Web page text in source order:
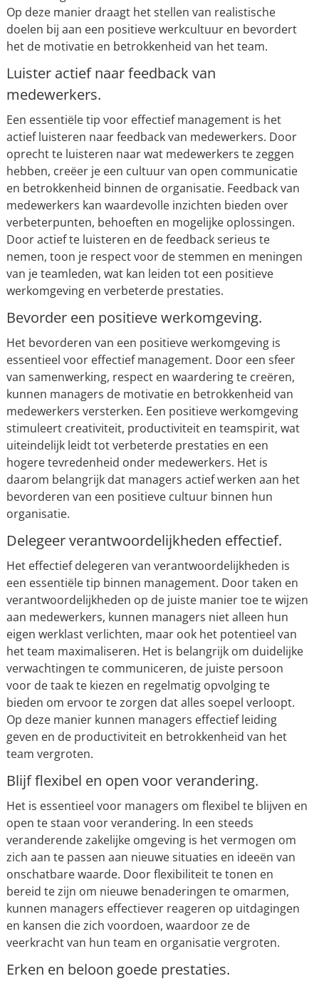
Op deze manier draagt het stellen van realistische
doelen bij aan een positieve werkcultuur en bevordert
het de motivatie en betrokkenheid van het team.
Luister actief naar feedback van
medewerkers.
Een essentiële tip voor effectief management is het
actief luisteren naar feedback van medewerkers. Door
oprecht te luisteren naar wat medewerkers te zeggen
hebben, creëer je een cultuur van open communicatie
en betrokkenheid binnen de organisatie. Feedback van
medewerkers kan waardevolle inzichten bieden over
verbeterpunten, behoeften en mogelijke oplossingen.
Door actief te luisteren en de feedback serieus te
nemen, toon je respect voor de stemmen en meningen
van je teamleden, wat kan leiden tot een positieve
werkomgeving en verbeterde prestaties.
Bevorder een positieve werkomgeving.
Het bevorderen van een positieve werkomgeving is
essentieel voor effectief management. Door een sfeer
van samenwerking, respect en waardering te creëren,
kunnen managers de motivatie en betrokkenheid van
medewerkers versterken. Een positieve werkomgeving
stimuleert creativiteit, productiviteit en teamspirit, wat
uiteindelijk leidt tot verbeterde prestaties en een
hogere tevredenheid onder medewerkers. Het is
daarom belangrijk dat managers actief werken aan het
bevorderen van een positieve cultuur binnen hun
organisatie.
Delegeer verantwoordelijkheden effectief.
Het effectief delegeren van verantwoordelijkheden is
een essentiële tip binnen management. Door taken en
verantwoordelijkheden op de juiste manier toe te wijzen
aan medewerkers, kunnen managers niet alleen hun
eigen werklast verlichten, maar ook het potentieel van
het team maximaliseren. Het is belangrijk om duidelijke
verwachtingen te communiceren, de juiste persoon
voor de taak te kiezen en regelmatig opvolging te
bieden om ervoor te zorgen dat alles soepel verloopt.
Op deze manier kunnen managers effectief leiding
geven en de productiviteit en betrokkenheid van het
team vergroten.
Blijf flexibel en open voor verandering.
Het is essentieel voor managers om flexibel te blijven en
open te staan voor verandering. In een steeds
veranderende zakelijke omgeving is het vermogen om
zich aan te passen aan nieuwe situaties en ideeën van
onschatbare waarde. Door flexibiliteit te tonen en
bereid te zijn om nieuwe benaderingen te omarmen,
kunnen managers effectiever reageren op uitdagingen
en kansen die zich voordoen, waardoor ze de
veerkracht van hun team en organisatie vergroten.
Erken en beloon goede prestaties.